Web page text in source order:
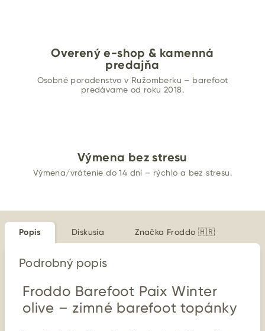
Overený e-shop & kamenná
predajňa
Osobné poradenstvo v Ružomberku – barefoot
predávame od roku 2018.
Výmena bez stresu
Výmena/vrátenie do 14 dní – rýchlo a bez stresu.
Popis Diskusia Značka Froddo 🇭🇷
Podrobný popis
Froddo Barefoot Paix Winter
olive – zimné barefoot topánky